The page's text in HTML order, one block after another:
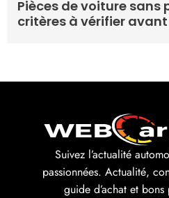
Pièces de voiture sans
critères à vérifier
Suivez l’actualité
passionnées. Actualité,
guide d’achat et